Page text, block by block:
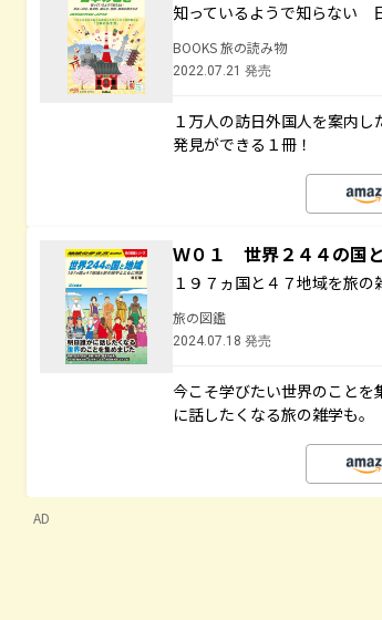
知っているようで知らない
BOOKS 旅の読み物
2022.07.21 発売
１万人の訪日外国人を案内
発見ができる１冊！
Ｗ０１ 世界２４４の国
１９７ヵ国と４７地域を旅の
旅の図鑑
2024.07.18 発売
今こそ学びたい世界のこと
に話したくなる旅の雑学も。
AD